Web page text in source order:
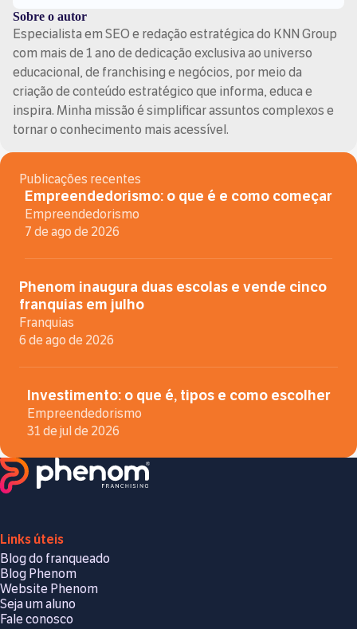
Sobre o autor
Especialista em SEO e redação estratégica do KNN Group
com mais de 1 ano de dedicação exclusiva ao universo
educacional, de franchising e negócios, por meio da
criação de conteúdo estratégico que informa, educa e
inspira. Minha missão é simplificar assuntos complexos e
tornar o conhecimento mais acessível.
Publicações recentes
Empreendedorismo: o que é e como começar
Empreendedorismo
7 de ago de 2026
Phenom inaugura duas escolas e vende cinco
franquias em julho
Franquias
6 de ago de 2026
Investimento: o que é, tipos e como escolher
Empreendedorismo
31 de jul de 2026
Links úteis
Blog do franqueado
Blog Phenom
Website Phenom
Seja um aluno
Fale conosco